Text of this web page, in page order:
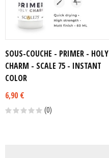
SOUS-COUCHE - PRIMER - HOLY
CHARM - SCALE 75 - INSTANT
COLOR
6,90 €
(0)